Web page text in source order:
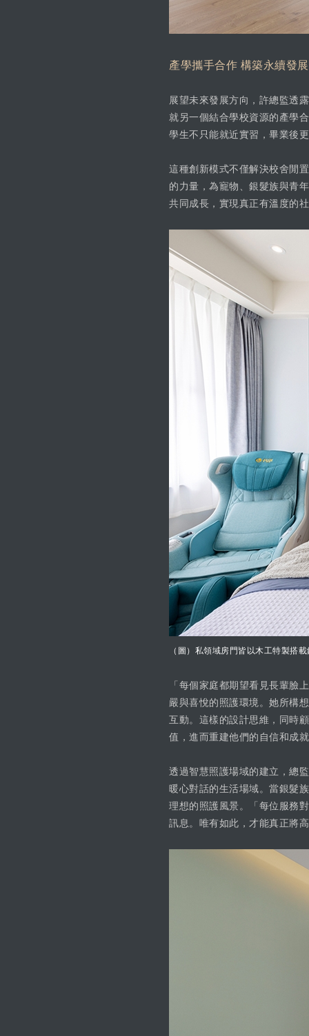
產學攜手合作 構築永續發
展望未來發展方向，許總監透
就另一個結合學校資源的產學
學生不只能就近實習，畢業後
這種創新模式不僅解決校舍閒
的力量，為寵物、銀髮族與青
共同成長，實現真正有溫度的
（圖）私領域房門皆以木工特製搭
「每個家庭都期望看見長輩臉
嚴與喜悅的照護環境。她所構
互動。這樣的設計思維，同時
值，進而重建他們的自信和成
透過智慧照護場域的建立，總
暖心對話的生活場域。當銀髮
理想的照護風景。「每位服務
訊息。唯有如此，才能真正將